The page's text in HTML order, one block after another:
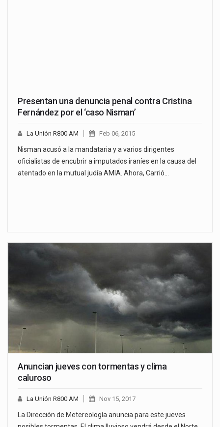
Presentan una denuncia penal contra Cristina
Fernández por el ‘caso Nisman’
La Unión R800 AM Feb 06, 2015
Nisman acusó a la mandataria y a varios dirigentes
oficialistas de encubrir a imputados iraníes en la causa del
atentado en la mutual judía AMIA. Ahora, Carrió…
Anuncian jueves con tormentas y clima
caluroso
La Unión R800 AM Nov 15, 2017
La Dirección de Metereología anuncia para este jueves